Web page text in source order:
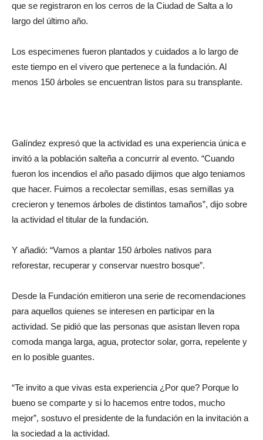
que se registraron en los cerros de la Ciudad de Salta a lo
largo del último año.
Los especimenes fueron plantados y cuidados a lo largo de
este tiempo en el vivero que pertenece a la fundación. Al
menos 150 árboles se encuentran listos para su transplante.
Galíndez expresó que la actividad es una experiencia única e
invitó a la población salteña a concurrir al evento. “Cuando
fueron los incendios el año pasado dijimos que algo teniamos
que hacer. Fuimos a recolectar semillas, esas semillas ya
crecieron y tenemos árboles de distintos tamaños”, dijo sobre
la actividad el titular de la fundación.
Y añadió: “Vamos a plantar 150 árboles nativos para
reforestar, recuperar y conservar nuestro bosque”.
Desde la Fundación emitieron una serie de recomendaciones
para aquellos quienes se interesen en participar en la
actividad. Se pidió que las personas que asistan lleven ropa
comoda manga larga, agua, protector solar, gorra, repelente y
en lo posible guantes.
“Te invito a que vivas esta experiencia ¿Por que? Porque lo
bueno se comparte y si lo hacemos entre todos, mucho
mejor”, sostuvo el presidente de la fundación en la invitación a
la sociedad a la actividad.